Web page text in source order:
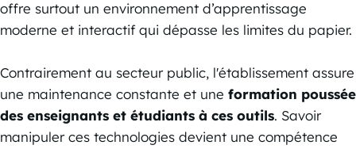
offre surtout un environnement d’apprentissage
moderne et interactif qui dépasse les limites du papier.
Contrairement au secteur public, l'établissement assure
une maintenance constante et une formation poussée
des enseignants et étudiants à ces outils. Savoir
manipuler ces technologies devient une compétence